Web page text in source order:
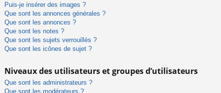
Puis-je insérer des images ?
Que sont les annonces générales ?
Que sont les annonces ?
Que sont les notes ?
Que sont les sujets verrouillés ?
Que sont les icônes de sujet ?
Niveaux des utilisateurs et groupes d’utilisateurs
Que sont les administrateurs ?
Que sont les modérateurs ?